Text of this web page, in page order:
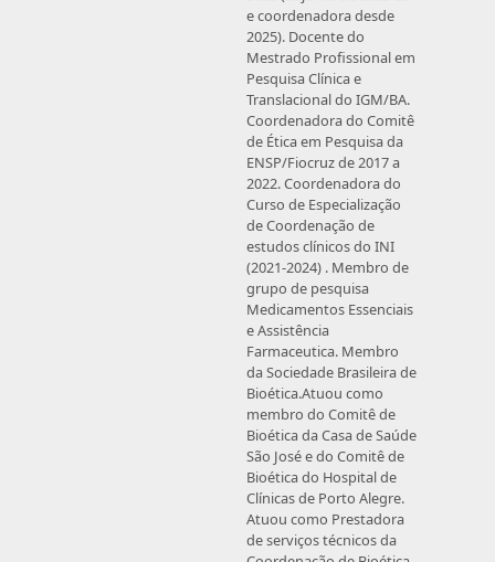
e coordenadora desde
2025). Docente do
Mestrado Profissional em
Pesquisa Clínica e
Translacional do IGM/BA.
Coordenadora do Comitê
de Ética em Pesquisa da
ENSP/Fiocruz de 2017 a
2022. Coordenadora do
Curso de Especialização
de Coordenação de
estudos clínicos do INI
(2021-2024) . Membro de
grupo de pesquisa
Medicamentos Essenciais
e Assistência
Farmaceutica. Membro
da Sociedade Brasileira de
Bioética.Atuou como
membro do Comitê de
Bioética da Casa de Saúde
São José e do Comitê de
Bioética do Hospital de
Clínicas de Porto Alegre.
Atuou como Prestadora
de serviços técnicos da